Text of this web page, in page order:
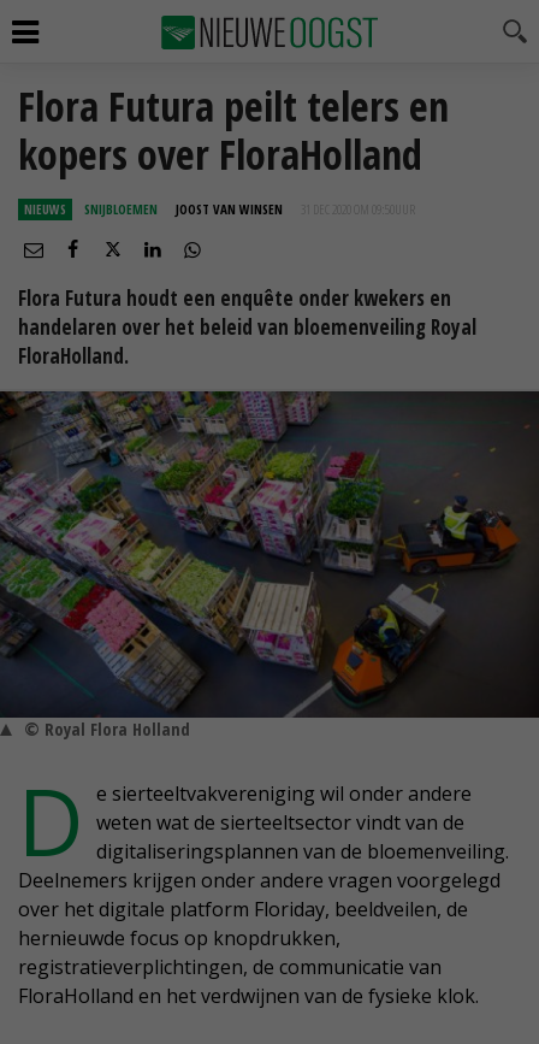
Flora Futura peilt telers en
kopers over FloraHolland
NIEUWS SNIJBLOEMEN JOOST VAN WINSEN 31 DEC 2020 OM 09:50
Flora Futura houdt een enquête onder kwekers en
handelaren over het beleid van bloemenveiling Royal
FloraHolland.
© Royal Flora Holland
D
e sierteeltvakvereniging wil onder andere
weten wat de sierteeltsector vindt van de
digitaliseringsplannen van de bloemenveiling.
Deelnemers krijgen onder andere vragen voorgelegd
over het digitale platform Floriday, beeldveilen, de
hernieuwde focus op knopdrukken,
registratieverplichtingen, de communicatie van
FloraHolland en het verdwijnen van de fysieke klok.